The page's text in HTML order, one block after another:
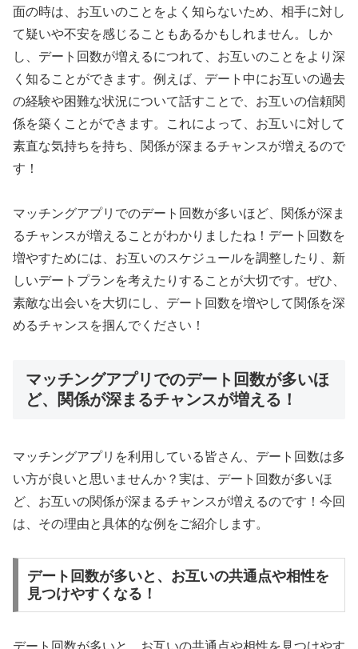
面の時は、お互いのことをよく知らないため、相手に対し
て疑いや不安を感じることもあるかもしれません。しか
し、デート回数が増えるにつれて、お互いのことをより深
く知ることができます。例えば、デート中にお互いの過去
の経験や困難な状況について話すことで、お互いの信頼関
係を築くことができます。これによって、お互いに対して
素直な気持ちを持ち、関係が深まるチャンスが増えるので
す！
マッチングアプリでのデート回数が多いほど、関係が深ま
るチャンスが増えることがわかりましたね！デート回数を
増やすためには、お互いのスケジュールを調整したり、新
しいデートプランを考えたりすることが大切です。ぜひ、
素敵な出会いを大切にし、デート回数を増やして関係を深
めるチャンスを掴んでください！
マッチングアプリでのデート回数が多いほ
ど、関係が深まるチャンスが増える！
マッチングアプリを利用している皆さん、デート回数は多
い方が良いと思いませんか？実は、デート回数が多いほ
ど、お互いの関係が深まるチャンスが増えるのです！今回
は、その理由と具体的な例をご紹介します。
デート回数が多いと、お互いの共通点や相性を
見つけやすくなる！